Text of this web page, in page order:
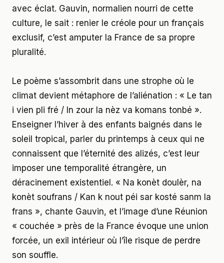
avec éclat. Gauvin, normalien nourri de cette
culture, le sait : renier le créole pour un français
exclusif, c’est amputer la France de sa propre
pluralité.
Le poème s’assombrit dans une strophe où le
climat devient métaphore de l’aliénation : « Le tan
i vien pli fré / In zour la nèz va komans tonbé ».
Enseigner l’hiver à des enfants baignés dans le
soleil tropical, parler du printemps à ceux qui ne
connaissent que l’éternité des alizés, c’est leur
imposer une temporalité étrangère, un
déracinement existentiel. « Na konèt doulèr, na
konèt soufrans / Kan k nout péi sar kosté sanm la
frans », chante Gauvin, et l’image d’une Réunion
« couchée » près de la France évoque une union
forcée, un exil intérieur où l’île risque de perdre
son souffle.